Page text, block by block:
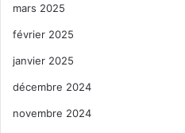
mars 2025
février 2025
janvier 2025
décembre 2024
novembre 2024